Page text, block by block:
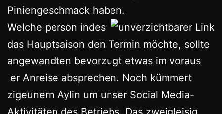
Piniengeschmack haben.
Welche person indes
das Hauptsaison den Termin möchte, sollte
angewandten bevorzugt etwas im voraus
er Anreise absprechen. Noch kümmert
zigeunern Aylin um unser Social Media-
Aktivitäten des Betriebs. Das zweigleisig